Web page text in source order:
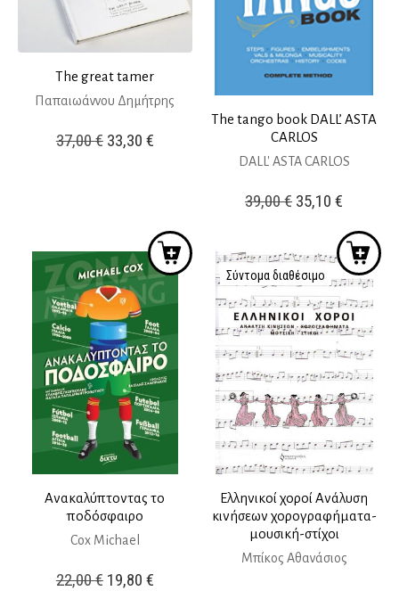
The great tamer
Παπαιωάννου Δημήτρης
37,00€ Original
33,30 €Η
33,30 €.
The tango book DALL’ ASTA
CARLOS
DALL' ASTA CARLOS
39,00€ Original
was:
39,00 €.
35,10€
τιμή
είναι:
35,10 €.
Ανακαλύπτοντας το
ποδόσφαιρο
Cox Michael
22,00€ Original
19,80 €Η
Σύντομα διαθέσιμο
Ελληνικοί χοροί Ανάλυση
κινήσεων χορογραφήματα-
μουσική-στίχοι
Μπίκος Αθανάσιος